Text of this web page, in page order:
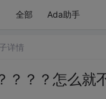
全部 Ada助手
详情
？？？怎么就